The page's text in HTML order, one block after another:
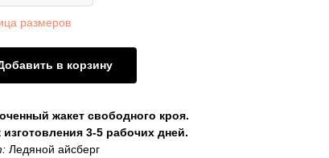
размеров
в корзину
жакет свободного кроя.
изготовления 3-5 рабочих дней.
Ледяной айсберг